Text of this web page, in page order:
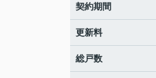
契約期間
更新料
総戸数